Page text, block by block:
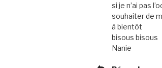
si je n’ai pas
souhaiter de
à bientôt
bisous bisous
Nanie